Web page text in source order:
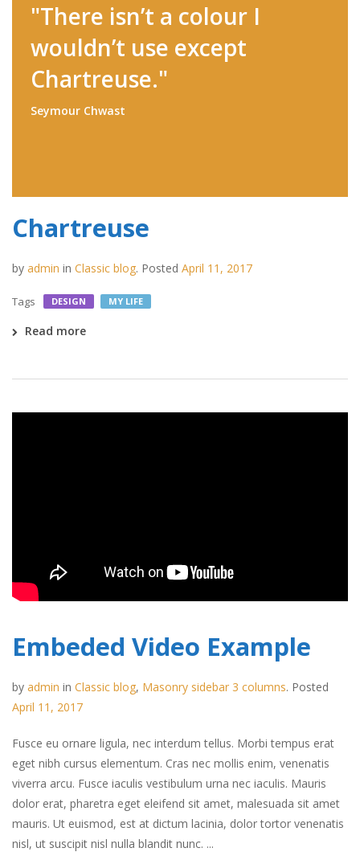
"There isn’t a colour I
wouldn’t use except
Chartreuse."
Seymour Chwast
Chartreuse
by admin in Classic blog. Posted April 11, 2017
Tags DESIGN MY LIFE
Read more
Embeded Video Example
by admin in Classic blog, Masonry sidebar 3 columns. Posted
April 11, 2017
Fusce eu ornare ligula, nec interdum tellus. Morbi tempus erat
eget nibh cursus elementum. Cras nec mollis enim, venenatis
viverra arcu. Fusce iaculis vestibulum urna nec iaculis. Mauris
dolor erat, pharetra eget eleifend sit amet, malesuada sit amet
mauris. Ut euismod, est at dictum lacinia, dolor tortor venenatis
nisl, ut suscipit nisl nulla blandit nunc. ...